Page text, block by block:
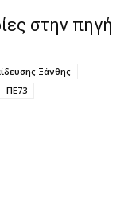
στην πηγή
Ξάνθης
ΠΕ73